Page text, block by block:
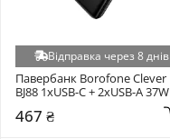
Відправка через 8 днів
Павербанк Borofone Clever
BJ88 1xUSB-C + 2xUSB-A 37W
467 ₴